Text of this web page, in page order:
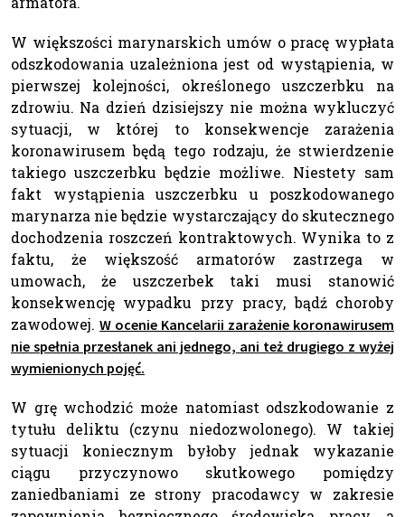
W większości marynarskich umów o pracę wypłata
odszkodowania uzależniona jest od wystąpienia, w
pierwszej kolejności, określonego uszczerbku na
zdrowiu. Na dzień dzisiejszy nie można wykluczyć
sytuacji, w której to konsekwencje zarażenia
koronawirusem będą tego rodzaju, że stwierdzenie
takiego uszczerbku będzie możliwe. Niestety sam
fakt wystąpienia uszczerbku u poszkodowanego
marynarza nie będzie wystarczający do skutecznego
dochodzenia roszczeń kontraktowych. Wynika to z
faktu, że większość armatorów zastrzega w
umowach, że uszczerbek taki musi stanowić
konsekwencję wypadku przy pracy, bądź choroby
zawodowej. W ocenie Kancelarii zarażenie koronawirusem
nie spełnia przesłanek ani jednego, ani też drugiego z wyżej
wymienionych pojęć.
W grę wchodzić może natomiast odszkodowanie z
tytułu deliktu (czynu niedozwolonego). W takiej
sytuacji koniecznym byłoby jednak wykazanie
ciągu przyczynowo skutkowego pomiędzy
zaniedbaniami ze strony pracodawcy w zakresie